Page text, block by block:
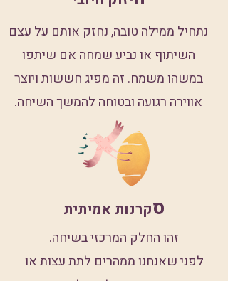
נתחיל ממילה טובה, נחזק אותם על עצם
השיתוף או נביע שמחה אם שיתפו
במשהו משמח. זה מפיג חששות ויוצר
אווירה רגועה ובטוחה להמשך השיחה.
סקרנות אמיתית
זהו החלק המרכזי בשיחה.
לפני שאנחנו ממהרים לתת עצות או